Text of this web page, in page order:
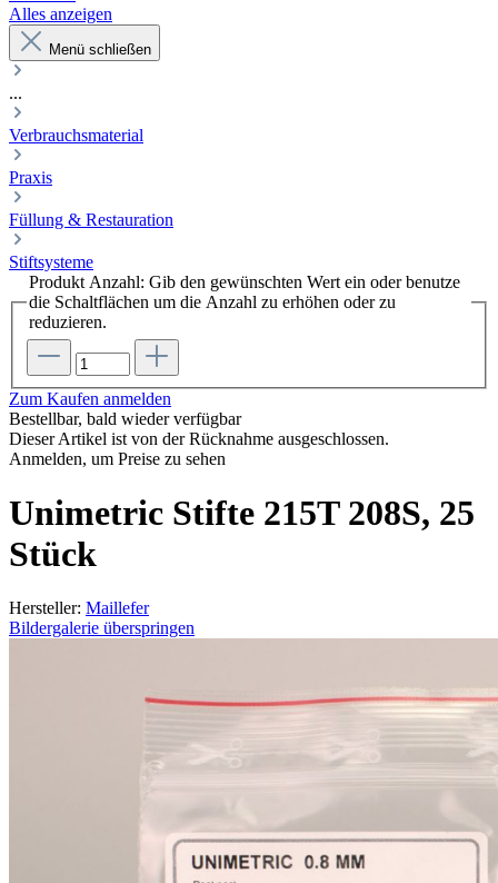
Alles anzeigen
Menü schließen
...
Verbrauchsmaterial
Praxis
Füllung & Restauration
Stiftsysteme
Produkt Anzahl: Gib den gewünschten Wert ein oder benutze
die Schaltflächen um die Anzahl zu erhöhen oder zu
reduzieren.
Zum Kaufen anmelden
Bestellbar, bald wieder verfügbar
Dieser Artikel ist von der Rücknahme ausgeschlossen.
Anmelden, um Preise zu sehen
Unimetric Stifte 215T 208S, 25
Stück
Hersteller: Maillefer
Bildergalerie überspringen